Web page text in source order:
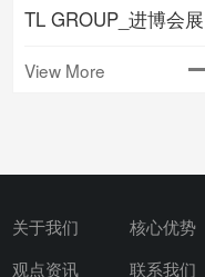
View More
关于我们 核心优势
观点资讯
联系我们